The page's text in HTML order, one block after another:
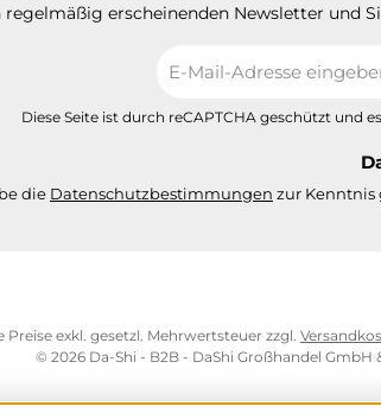
erscheinenden Newsletter und
Mail-
Diese Seite ist durch reCAPTCHA geschützt und
die Datenschutzbestimmungen zur
Preise exkl. gesetzl. Mehrwertsteuer zzgl.
© 2026 Da-Shi - B2B - DaShi Großhandel